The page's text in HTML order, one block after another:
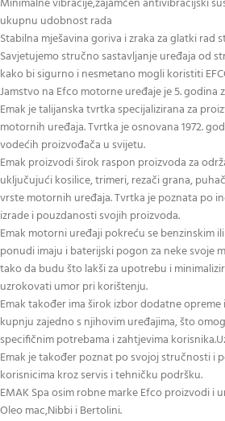
ukupnu udobnost rada
Stabilna mješavina goriva i zraka za glatki rad
Savjetujemo stručno sastavljanje uređaja od
kako bi sigurno i nesmetano mogli koristiti
Jamstvo na Efco motorne uređaje je 5. godina
Emak je talijanska tvrtka specijalizirana za
motornih uređaja. Tvrtka je osnovana 1972.
vodećih proizvođača u svijetu.
Emak proizvodi širok raspon proizvoda za
uključujući kosilice, trimeri, rezači grana,
vrste motornih uređaja. Tvrtka je poznata po
izrade i pouzdanosti svojih proizvoda.
Emak motorni uređaji pokreću se benzinskim
ponudi imaju i baterijski pogon za neke svoje
tako da budu što lakši za upotrebu i
uzrokovati umor pri korištenju.
Emak također ima širok izbor dodatne
kupnju zajedno s njihovim uređajima, što
specifičnim potrebama i zahtjevima
Emak je također poznat po svojoj stručnosti i
korisnicima kroz servis i tehničku podršku.
EMAK Spa osim robne marke Efco proizvodi i
Oleo mac,Nibbi i Bertolini.